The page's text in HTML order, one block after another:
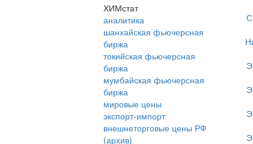
ХИМстат
аналитика
шанхайская фьючерсная
биржа
токийская фьючерсная
биржа
мумбайская фьючерсная
биржа
мировые цены
экспорт-импорт
внешнеторговые цены РФ
(архив)